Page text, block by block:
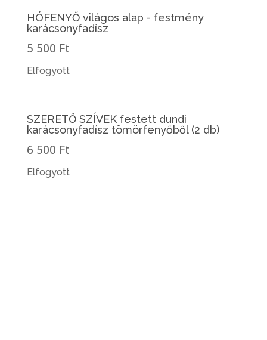
HÓFENYŐ világos alap - festmény
karácsonyfadísz
5 500 Ft
Elfogyott
SZERETŐ SZÍVEK festett dundi
karácsonyfadísz tömörfenyőből (2 db)
6 500 Ft
Elfogyott